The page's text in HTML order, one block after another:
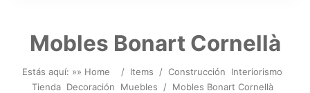
Mobles Bonart Cornellà
Estás aquí: »» Home / Items / Construcción
Interiorismo
Tienda Decoración Muebles / Mobles Bonart Cornellà